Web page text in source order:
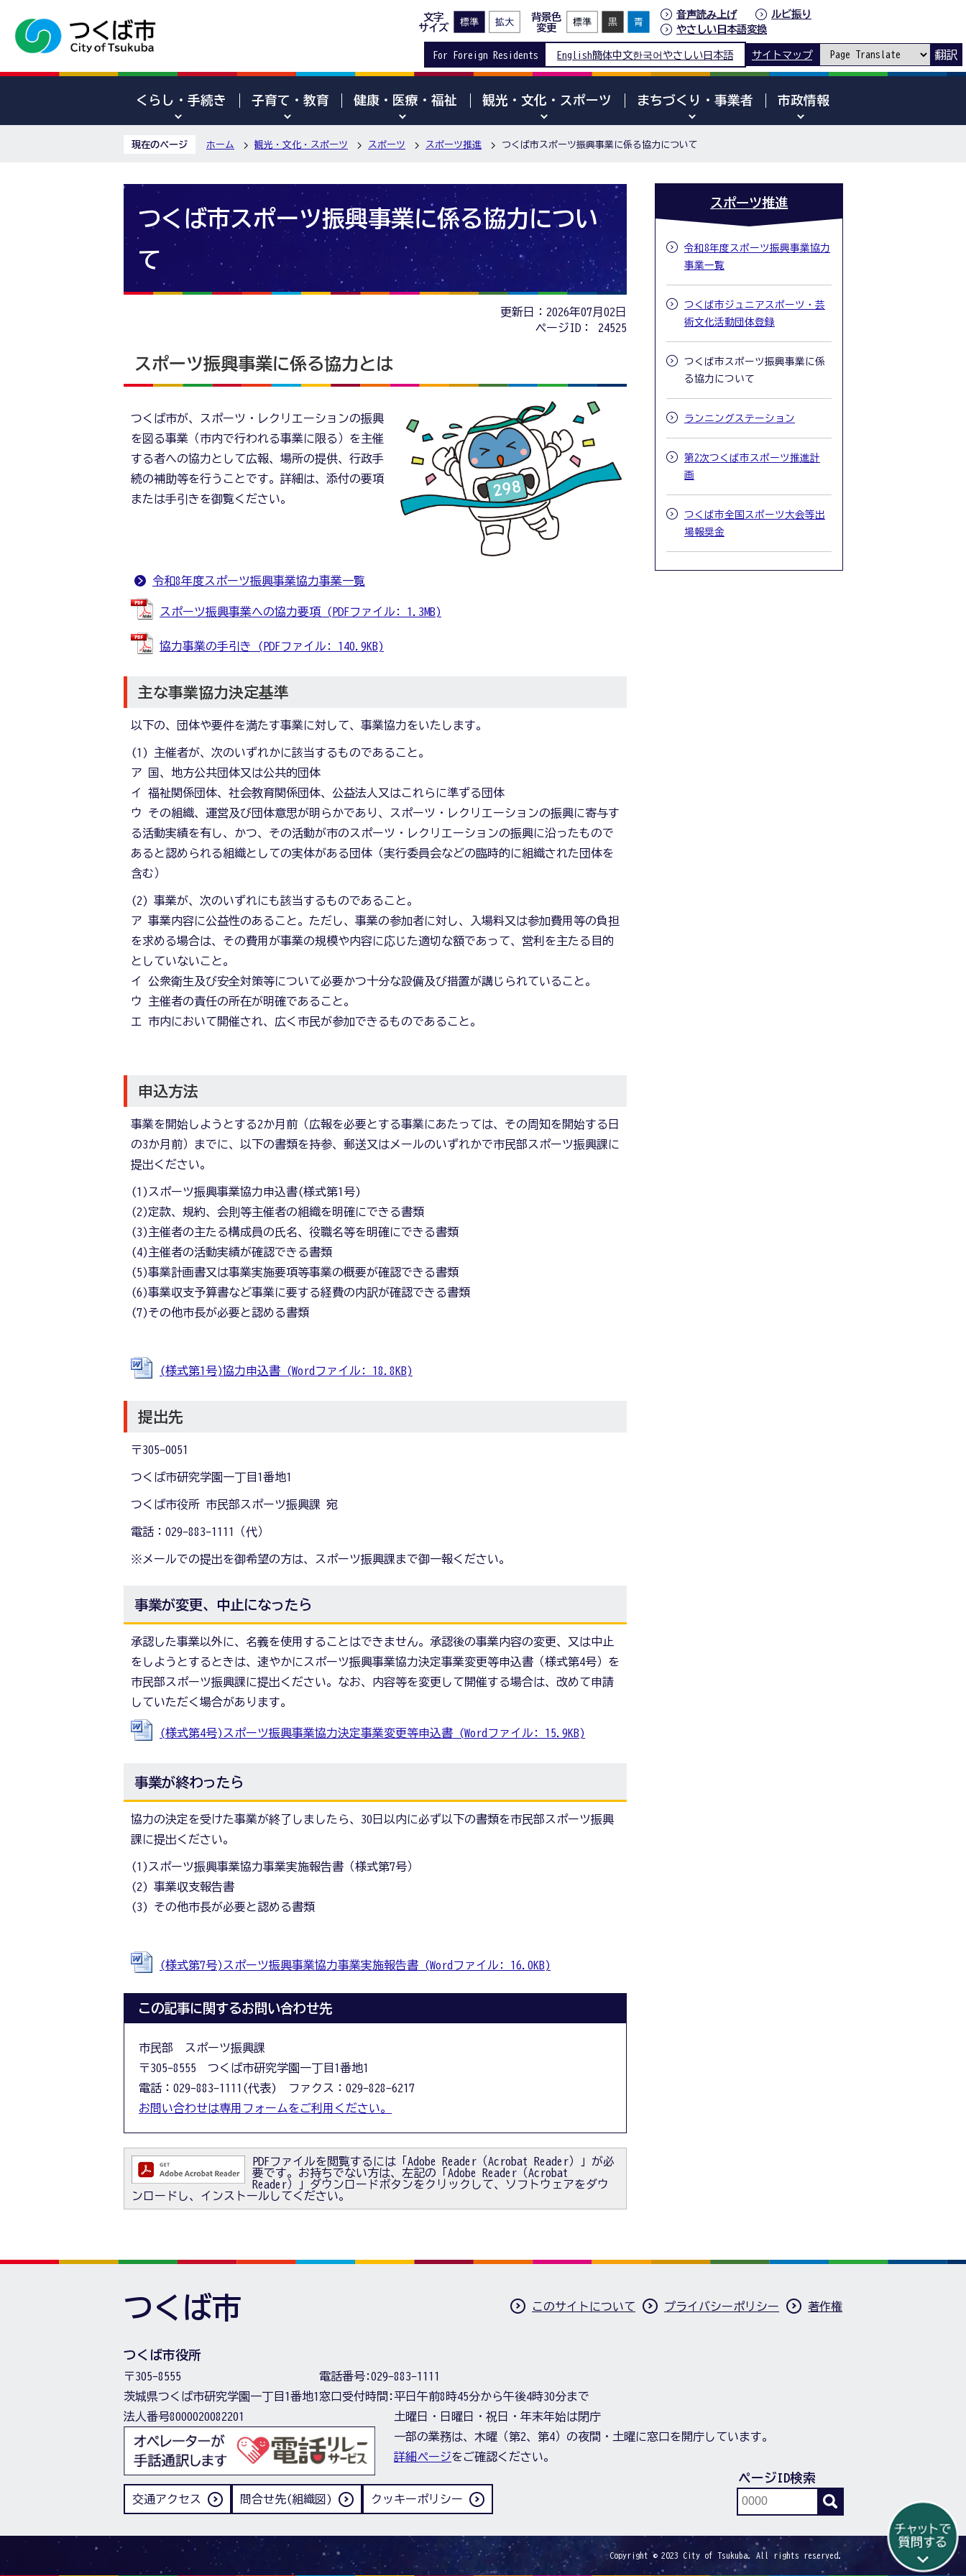
文字
サイズ
背景色
変更
音声読み上げ
ルビ振り
やさしい日本語変換
For Foreign Residents English簡体中文한국어 やさしい日本語 サイトマップ 翻訳
くらし・手続き 子育て・教育 健康・医療・福祉 観光・文化・スポーツ まちづくり・事業者 市政情報
現在のページ ホーム 観光・文化・スポーツ スポーツ スポーツ推進 つくば市スポーツ振興事業に係る協力について
つくば市スポーツ振興事業に係る協力につい
て
更新日：2026年07月02日
ページID：
24525
スポーツ振興事業に係る協力とは
つくば市が、スポーツ・レクリエーションの振興
を図る事業（市内で行われる事業に限る）を主催
する者への協力として広報、場所の提供、行政手
続の補助等を行うことです。詳細は、添付の要項
または手引きを御覧ください。
令和8年度スポーツ振興事業協力事業一覧
スポーツ振興事業への協力要項 (PDFファイル: 1.3MB)
協力事業の手引き (PDFファイル: 140.9KB)
主な事業協力決定基準
以下の、団体や要件を満たす事業に対して、事業協力をいたします。
(1) 主催者が、次のいずれかに該当するものであること。
ア 国、地方公共団体又は公共的団体
イ 福祉関係団体、社会教育関係団体、公益法人又はこれらに準ずる団体
ウ その組織、運営及び団体意思が明らかであり、スポーツ・レクリエーションの振興に寄与す
る活動実績を有し、かつ、その活動が市のスポーツ・レクリエーションの振興に沿ったもので
あると認められる組織としての実体がある団体（実行委員会などの臨時的に組織された団体を
含む）
(2) 事業が、次のいずれにも該当するものであること。
ア 事業内容に公益性のあること。ただし、事業の参加者に対し、入場料又は参加費用等の負担
を求める場合は、その費用が事業の規模や内容に応じた適切な額であって、営利を主たる目的
としていないこと。
イ 公衆衛生及び安全対策等について必要かつ十分な設備及び措置が講じられていること。
ウ 主催者の責任の所在が明確であること。
エ 市内において開催され、広く市民が参加できるものであること。
申込方法
事業を開始しようとする2か月前（広報を必要とする事業にあたっては、その周知を開始する日
の3か月前）までに、以下の書類を持参、郵送又はメールのいずれかで市民部スポーツ振興課に
提出ください。
(1)スポーツ振興事業協力申込書(様式第1号)
(2)定款、規約、会則等主催者の組織を明確にできる書類
(3)主催者の主たる構成員の氏名、役職名等を明確にできる書類
(4)主催者の活動実績が確認できる書類
(5)事業計画書又は事業実施要項等事業の概要が確認できる書類
(6)事業収支予算書など事業に要する経費の内訳が確認できる書類
(7)その他市長が必要と認める書類
(様式第1号)協力申込書 (Wordファイル: 18.8KB)
提出先
〒305-0051
つくば市研究学園一丁目1番地1
つくば市役所 市民部スポーツ振興課 宛
電話：029-883-1111（代）
※メールでの提出を御希望の方は、スポーツ振興課まで御一報ください。
事業が変更、中止になったら
承認した事業以外に、名義を使用することはできません。承認後の事業内容の変更、又は中止
をしようとするときは、速やかにスポーツ振興事業協力決定事業変更等申込書（様式第4号）を
市民部スポーツ振興課に提出ください。なお、内容等を変更して開催する場合は、改めて申請
していただく場合があります。
(様式第4号)スポーツ振興事業協力決定事業変更等申込書 (Wordファイル: 15.9KB)
事業が終わったら
協力の決定を受けた事業が終了しましたら、30日以内に必ず以下の書類を市民部スポーツ振興
課に提出ください。
(1)スポーツ振興事業協力事業実施報告書（様式第7号）
(2) 事業収支報告書
(3) その他市長が必要と認める書類
(様式第7号)スポーツ振興事業協力事業実施報告書 (Wordファイル: 16.0KB)
この記事に関するお問い合わせ先
市民部 スポーツ振興課
〒305-8555 つくば市研究学園一丁目1番地1
電話：029-883-1111(代表) ファクス：029-828-6217
お問い合わせは専用フォームをご利用ください。
PDFファイルを閲覧するには「Adobe Reader（Acrobat Reader）」が必
要です。お持ちでない方は、左記の「Adobe Reader（Acrobat
Reader）」ダウンロードボタンをクリックして、ソフトウェアをダウ
ンロードし、インストールしてください。
スポーツ推進
令和8年度スポーツ振興事業協力
事業一覧
つくば市ジュニアスポーツ・芸
術文化活動団体登録
つくば市スポーツ振興事業に係
る協力について
ランニングステーション
第2次つくば市スポーツ推進計
画
つくば市全国スポーツ大会等出
場報奨金
つくば市 このサイトについて プライバシーポリシー 著作権
つくば市役所
〒305-8555
茨城県つくば市研究学園一丁目1番地1
法人番号8000020082201
電話番号:029-883-1111
窓口受付時間:平日午前8時45分から午後4時30分まで
土曜日・日曜日・祝日・年末年始は閉庁
一部の業務は、木曜（第2、第4）の夜間・土曜に窓口を開庁しています。
詳細ページをご確認ください。
交通アクセス 問合せ先(組織図) クッキーポリシー
ページID検索
Copyright © 2023 City of Tsukuba. All rights reserved.